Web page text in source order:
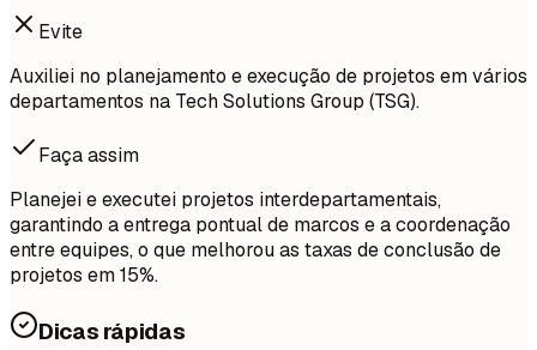
Evite
Auxiliei no planejamento e execução de projetos em vários
departamentos na Tech Solutions Group (TSG).
Faça assim
Planejei e executei projetos interdepartamentais,
garantindo a entrega pontual de marcos e a coordenação
entre equipes, o que melhorou as taxas de conclusão de
projetos em 15%.
Dicas rápidas